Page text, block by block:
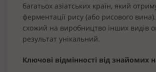
багатьох азіатських країн, який
ферментації рису (або рисового
схожий на виробництво інших видів
результат унікальний.
Ключові відмінності від знайомих